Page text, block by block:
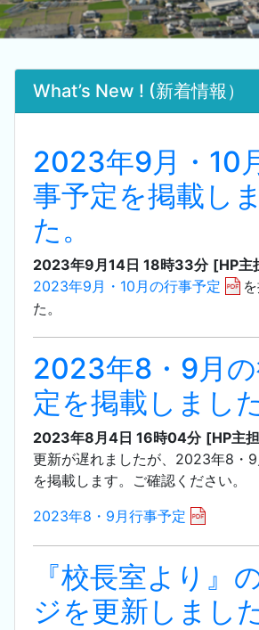
What’s New ! (新着情報）
2023年9月・10
事予定を掲載し
た。
2023年9月14日 18時33分 [HP主
2023年9月・10月の行事予定
た。
2023年8・9月
定を掲載しました
2023年8月4日 16時04分 [HP主
更新が遅れましたが、2023年8・
を掲載します。ご確認ください。
2023年8・9月行事予定
『校長室より』
ジを更新しました